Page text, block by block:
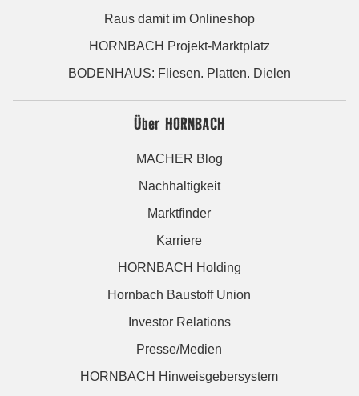
Raus damit im Onlineshop
HORNBACH Projekt-Marktplatz
BODENHAUS: Fliesen. Platten. Dielen
Über HORNBACH
MACHER Blog
Nachhaltigkeit
Marktfinder
Karriere
HORNBACH Holding
Hornbach Baustoff Union
Investor Relations
Presse/Medien
HORNBACH Hinweisgebersystem